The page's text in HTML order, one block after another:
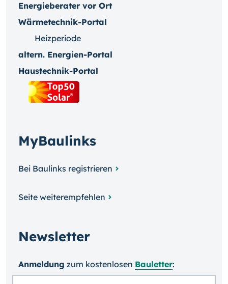
Energieberater vor Ort
Wärmetechnik-Portal
Heizperiode
altern. Energien-Portal
Haustechnik-Portal
MyBaulinks
Bei Baulinks registrieren
Seite weiterempfehlen
Newsletter
Anmeldung zum kosten­losen Bauletter: